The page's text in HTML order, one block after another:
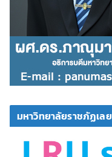
มหาวิทยาลัยราชภัฏเลย